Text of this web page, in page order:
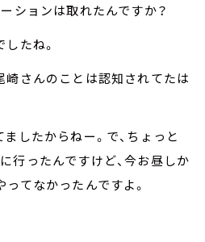
ションは取れたんですか？
たね。
崎さんのことは認知されてたは
したからねー。で、ちょっと
行ったんですけど、今お昼しか
てなかったんですよ。